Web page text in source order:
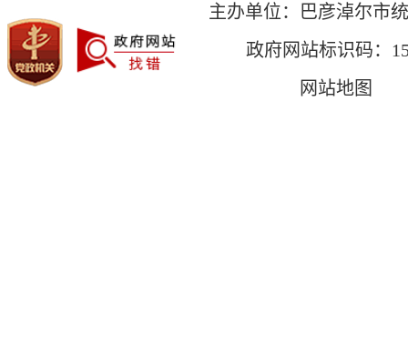
主办单位：巴彦淖尔市
政府网站标识码：
网站地图